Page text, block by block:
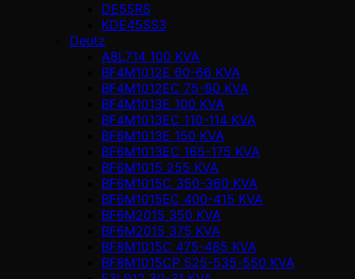
DE55RS
KDE45SS3
Deutz
A8L714 100 KVA
BF4M1012E 60-66 KVA
BF4M1012EC 75-80 KVA
BF4M1013E 100 KVA
BF4M1013EC 110-114 KVA
BF6M1013E 150 KVA
BF6M1013EC 165-175 KVA
BF6M1015 255 KVA
BF6M1015C 350-360 KVA
BF6M1015EC 400-415 KVA
BF6M2015 350 KVA
BF6M2015 375 KVA
BF8M1015C 475-485 KVA
BF8M1015CP 525-535-550 KVA